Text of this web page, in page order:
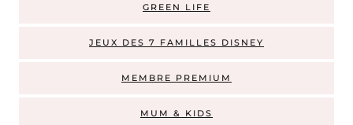
GREEN LIFE
JEUX DES 7 FAMILLES DISNEY
MEMBRE PREMIUM
MUM & KIDS